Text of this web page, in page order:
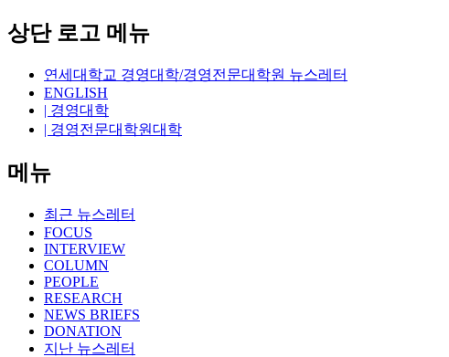
상단 로고 메뉴
연세대학교 경영대학/경영전문대학원 뉴스레터
ENGLISH
| 경영대학
| 경영전문대학원대학
메뉴
최근 뉴스레터
FOCUS
INTERVIEW
COLUMN
PEOPLE
RESEARCH
NEWS BRIEFS
DONATION
지난 뉴스레터